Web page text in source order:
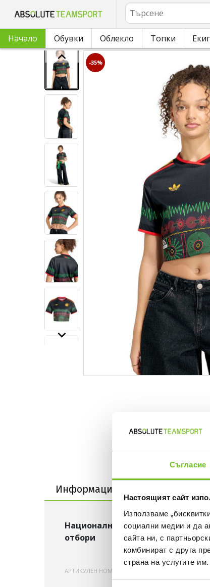
Съгласие
Настоящият сайт
Използваме
социални медии и да
сайта ни, с
комбинират с друга
страна на услугите им.
Търсене
Начало Обувки Облекло Топки
-35%
Информация за продукта
Национални
отбори
Ямайка
АРТИКУЛЕН НОМЕР: